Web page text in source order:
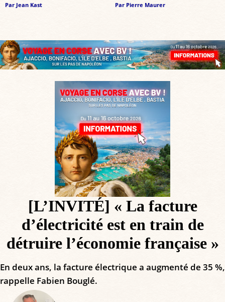
Par Jean Kast Par Pierre Maurer
[L’INVITÉ] « La facture
d’électricité est en train de
détruire l’économie française »
En deux ans, la facture électrique a augmenté de 35 %,
rappelle Fabien Bouglé.